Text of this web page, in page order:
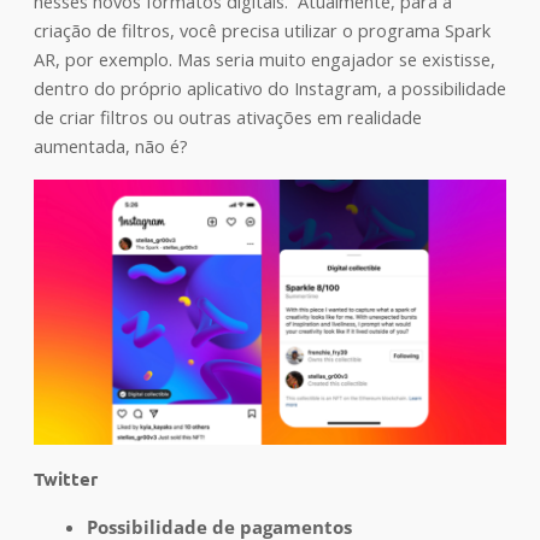
criação de filtros, você precisa utilizar o programa Spark
AR, por exemplo. Mas seria muito engajador se existisse,
dentro do próprio aplicativo do Instagram, a possibilidade
de criar filtros ou outras ativações em realidade
aumentada, não é?
Twitter
Possibilidade de pagamentos